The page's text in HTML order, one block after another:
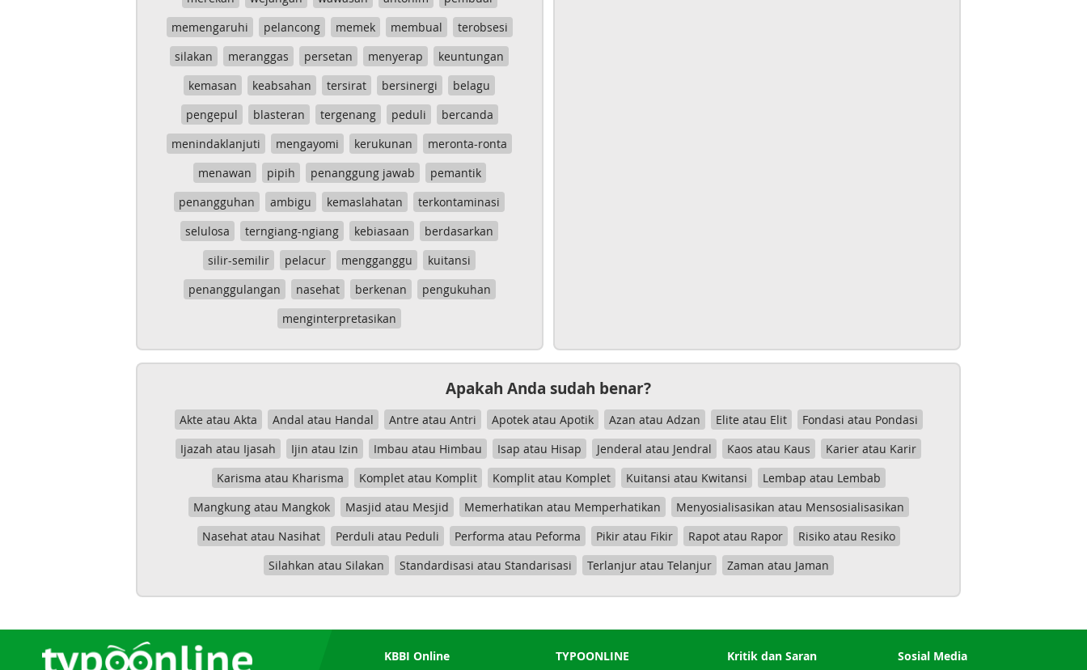
memengaruhi
pelancong memek membual
terobsesi
silakan
meranggas persetan menyerap
keuntungan
kemasan
keabsahan tersirat bersinergi
belagu
pengepul
blasteran tergenang peduli
bercanda
menindaklanjuti
mengayomi kerukunan
meronta-ronta
menawan
pipih penanggung jawab
pemantik
penangguhan
ambigu kemaslahatan
terkontaminasi
selulosa
terngiang-ngiang kebiasaan
berdasarkan
silir-semilir
pelacur mengganggu
kuitansi
penanggulangan
nasehat berkenan
pengukuhan
menginterpretasikan
Apakah Anda sudah benar?
Akte atau Akta Andal atau Handal Antre atau Antri Apotek atau Apotik Azan atau Adzan Elite atau Elit
Fondasi atau Pondasi
Ijazah atau Ijasah
Ijin atau Izin Imbau atau Himbau Isap atau Hisap Jenderal atau Jendral Kaos atau Kaus
Karier atau Karir
Karisma atau Kharisma
Komplet atau Komplit Komplit atau Komplet Kuitansi atau Kwitansi
Lembap atau Lembab
Mangkung atau Mangkok
Masjid atau Mesjid Memerhatikan atau Memperhatikan
Menyosialisasikan atau Mensosialisasikan
Nasehat atau Nasihat
Perduli atau Peduli Performa atau Peforma Pikir atau Fikir Rapot atau Rapor
Risiko atau Resiko
Silahkan atau Silakan
Standardisasi atau Standarisasi Terlanjur atau Telanjur Zaman atau Jaman
KBBI Online TYPOONLINE Kritik dan Saran Sosial Media